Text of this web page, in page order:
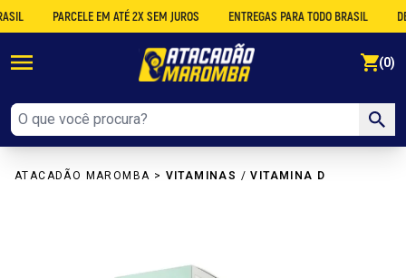
PARCELE EM ATÉ 2X SEM JUROS ENTREGAS PARA TODO BRASIL
(0)
ATACADÃO MAROMBA > VITAMINAS /VITAMINA D